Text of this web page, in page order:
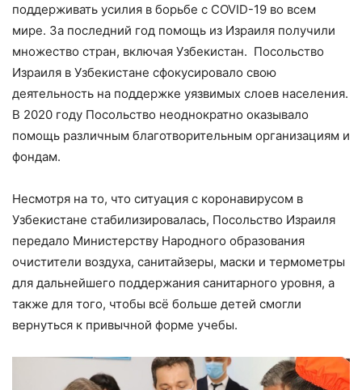
поддерживать усилия в борьбе с COVID-19 во всем
мире. За последний год помощь из Израиля получили
множество стран, включая Узбекистан. Посольство
Израиля в Узбекистане сфокусировало свою
деятельность на поддержке уязвимых слоев населения.
В 2020 году Посольство неоднократно оказывало
помощь различным благотворительным организациям и
фондам.
Несмотря на то, что ситуация с коронавирусом в
Узбекистане стабилизировалась, Посольство Израиля
передало Министерству Народного образования
очистители воздуха, санитайзеры, маски и термометры
для дальнейшего поддержания санитарного уровня, а
также для того, чтобы всё больше детей смогли
вернуться к привычной форме учебы.